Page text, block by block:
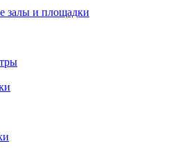
залы и площадки